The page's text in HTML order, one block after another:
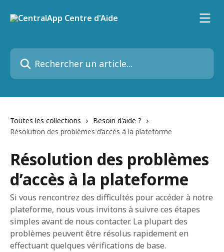
Rechercher un article...
Toutes les collections
Besoin d'aide ?
Résolution des problèmes d’accès à la plateforme
Résolution des problèmes
d’accès à la plateforme
Si vous rencontrez des difficultés pour accéder à notre
plateforme, nous vous invitons à suivre ces étapes
simples avant de nous contacter. La plupart des
problèmes peuvent être résolus rapidement en
effectuant quelques vérifications de base.